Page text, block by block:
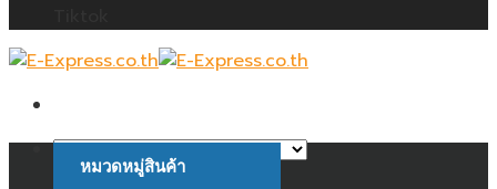
ค้นหา:หมวดหมู่สินค้า